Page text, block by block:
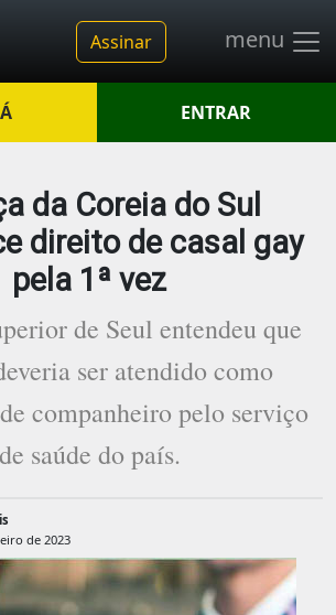
Assinar menu
ENTRAR
da Coreia do Sul
direito de casal gay
pela 1ª vez
de Seul entendeu que
ser atendido como
companheiro pelo serviço
de saúde do país.
de 2023